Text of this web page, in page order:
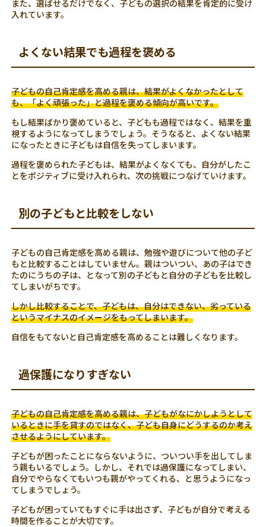
また、選ばせるだけでなく、子どもの選択の結果を肯定的に受け
入れています。
よくない結果でも過程を褒める
子どもの自己肯定感を高める親は、結果がよくなかったとして
も、「よく頑張った」と過程を褒める傾向が高いです。
もし結果ばかり褒めていると、子どもも過程ではなく、結果を重
視するようになってしまうでしょう。そうなると、よくない結果
になったときに子どもは自信を失ってしまいます。
過程を褒められた子どもは、結果がよくなくても、自分がしたこ
とをポジティブに受け入れられ、次の挑戦につなげていけます。
別の子どもと比較をしない
子どもの自己肯定感を高める親は、勉強や遊びについて他の子ど
もと比較することはしていません。親はついつい、あの子はでき
たのにうちの子は、となって別の子どもと自分の子どもを比較し
てしまいがちです。
しかし比較することで、子どもは、自分はできない、劣っている
というマイナスのイメージをもってしまいます。
自信をもてないと自己肯定感を高めることは難しくなります。
過保護になりすぎない
子どもの自己肯定感を高める親は、子どもがなにかしようとして
いるときに手を貸すのではなく、子ども自身にどうするのか考え
させるようにしています。
子どもが困ったことにならないように、ついつい手を出してしま
う親もいるでしょう。しかし、それでは過保護になってしまい、
自分でやらなくてもいつも親がやってくれる、と思うようになっ
てしまうでしょう。
子どもが困っていてもすぐに手は出さず、子どもが自分で考える
時間を作ることが大切です。